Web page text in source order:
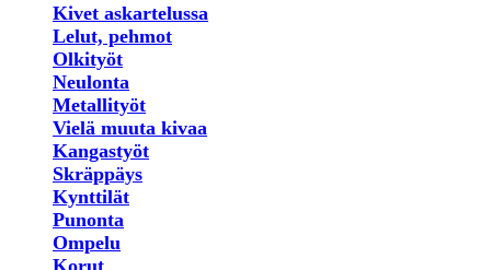
Kivet askartelussa
Lelut, pehmot
Olkityöt
Neulonta
Metallityöt
Vielä muuta kivaa
Kangastyöt
Skräppäys
Kynttilät
Punonta
Ompelu
Korut